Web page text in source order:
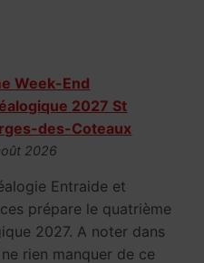
Week-End
2027 St
des-Coteaux
2026
Entraide et
prépare le quatrième
2027. A noter dans
rien manquer de ce